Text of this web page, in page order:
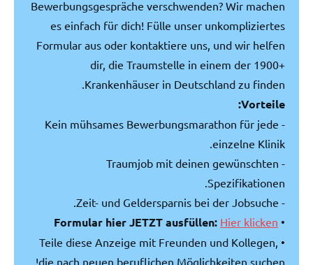
Bewerbungsgespräche verschwenden? Wir machen
es einfach für dich! Fülle unser unkompliziertes
Formular aus oder kontaktiere uns, und wir helfen
dir, die Traumstelle in einem der 1900+
Krankenhäuser in Deutschland zu finden.
Vorteile:
- Kein mühsames Bewerbungsmarathon für jede
einzelne Klinik.
- Traumjob mit deinen gewünschten
Spezifikationen.
- Zeit- und Geldersparnis bei der Jobsuche.
•
Formular hier JETZT ausfüllen: Hier klicken
• Teile diese Anzeige mit Freunden und Kollegen,
die nach neuen beruflichen Möglichkeiten suchen!